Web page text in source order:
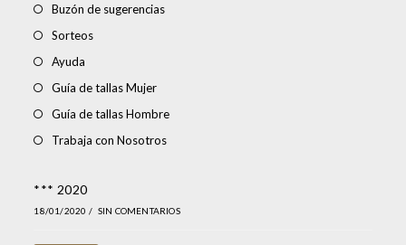
Buzón de sugerencias
Sorteos
Ayuda
Guía de tallas Mujer
Guía de tallas Hombre
Trabaja con Nosotros
*** 2020
18/01/2020 / SIN COMENTARIOS